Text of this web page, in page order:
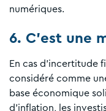
numériques.
6. C'est une
En cas d'incertitude
considéré comme
base économique
d'inflation, les